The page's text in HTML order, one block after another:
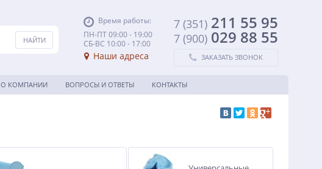
Время работы:
ПН-ПТ 09:00 - 19:00
СБ-ВС 10:00 - 17:00
Наши адреса
7 (351) 211 55 95
7 (900) 029 88 55
ЗАКАЗАТЬ ЗВОНОК
О КОМПАНИИ ВОПРОСЫ И ОТВЕТЫ КОНТАКТЫ